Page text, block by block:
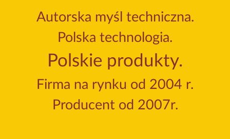
Autorska myśl techniczna.
Polska technologia.
Polskie produkty.
Firma na rynku od 2004 r.
Producent od 2007r.